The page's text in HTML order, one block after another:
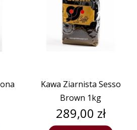
Kawa Ziarnista Sesso
Brown 1kg
Cena
289,00 zł